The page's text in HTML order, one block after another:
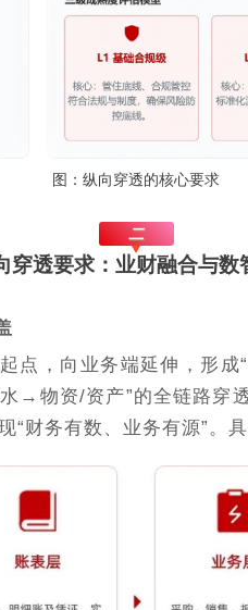
图：纵向穿透的核心要求
二
穿透要求：业财融合与数
起点，向业务端延伸，
→物资/资产”的全链路穿
“财务有数、业务有源”。